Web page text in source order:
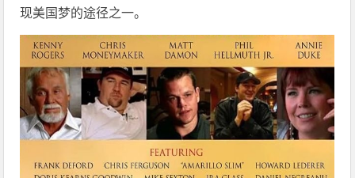
现美国梦的途径之一。